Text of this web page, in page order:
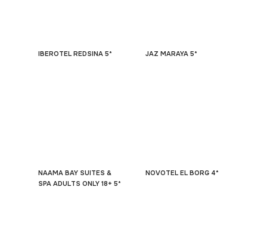
IBEROTEL REDSINA 5* JAZ MARAYA 5*
NAAMA BAY SUITES &
SPA ADULTS ONLY 18+ 5*
NOVOTEL EL BORG 4*